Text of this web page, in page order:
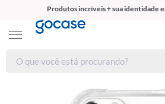
Produtos incríveis + sua identidade